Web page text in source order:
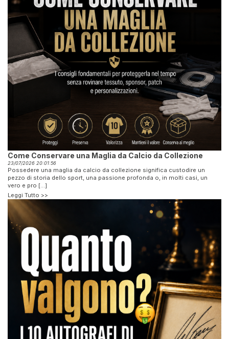
Come Conservare una Maglia da Calcio da Collezione
23/07/2026 20:01:56
Possedere una maglia da calcio da collezione significa custodire un
pezzo di storia dello sport, una passione profonda o, in molti casi, un
vero e pro [...]
Leggi Tutto >>